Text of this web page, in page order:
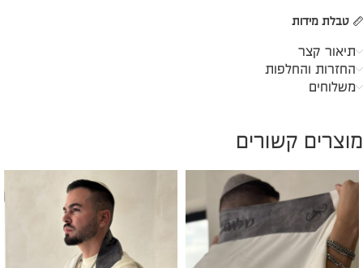
טבלת מידות
תיאור קצר
החזרות והחלפות
משלוחים
מוצרים קשורים